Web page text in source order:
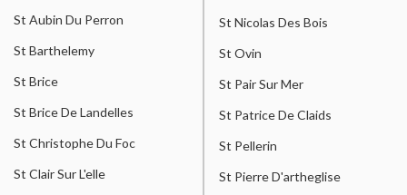
St Aubin Du Perron
St Barthelemy
St Brice
St Brice De Landelles
St Christophe Du Foc
St Clair Sur L'elle
St Nicolas Des Bois
St Ovin
St Pair Sur Mer
St Patrice De Claids
St Pellerin
St Pierre D'artheglise